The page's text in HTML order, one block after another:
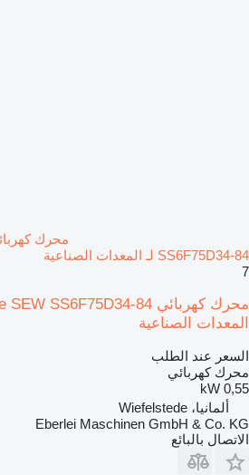
SS6F75D34-84 لـ المعدات الصناعية
7
المعدات الصناعية
السعر عند الطلب
محرك كهربائي
0,55 kW
ألمانيا، Wiefelstede
Eberlei Maschinen GmbH & Co. KG
الاتصال بالبائع